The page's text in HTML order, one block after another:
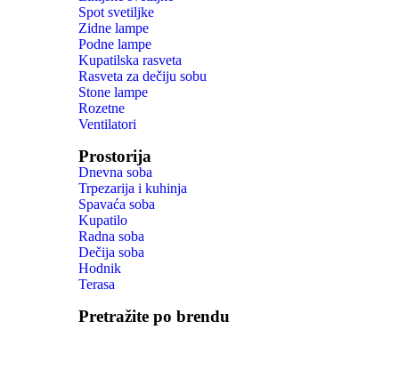
Spot svetiljke
Zidne lampe
Podne lampe
Kupatilska rasveta
Rasveta za dečiju sobu
Stone lampe
Rozetne
Ventilatori
Prostorija
Dnevna soba
Trpezarija i kuhinja
Spavaća soba
Kupatilo
Radna soba
Dečija soba
Hodnik
Terasa
Pretražite po brendu